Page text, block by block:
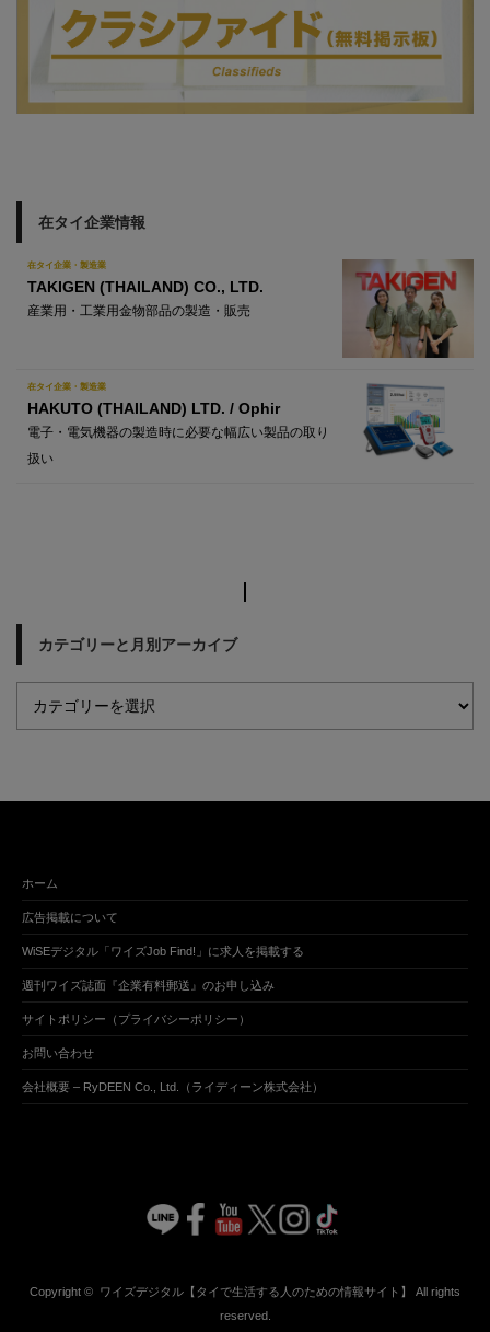
在タイ企業情報
在タイ企業・製造業
TAKIGEN (THAILAND) CO., LTD.
産業用・工業用金物部品の製造・販売
在タイ企業・製造業
HAKUTO (THAILAND) LTD. / Ophir
電子・電気機器の製造時に必要な幅広い製品の取り
扱い
カテゴリーと月別アーカイブ
ホーム
広告掲載について
WiSEデジタル「ワイズJob Find!」に求人を掲載する
週刊ワイズ誌面『企業有料郵送』のお申し込み
サイトポリシー（プライバシーポリシー）
お問い合わせ
会社概要 – RyDEEN Co., Ltd.（ライディーン株式会社）
Copyright © ワイズデジタル【タイで生活する人のための情報サイト】
All rights
reserved.